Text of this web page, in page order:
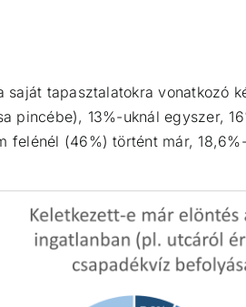
saját tapasztalatokra vonatkozó
pincébe), 13%-uknál egyszer,
felénél (46%) történt már,